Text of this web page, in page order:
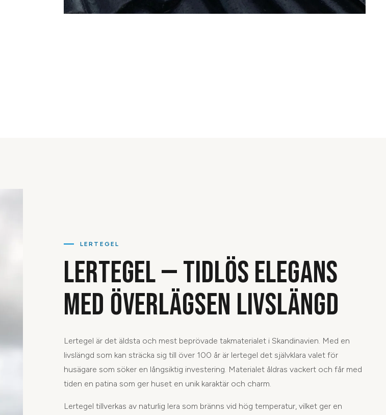
LERTEGEL
LERTEGEL — TIDLÖS ELEGANS
MED ÖVERLÄGSEN LIVSLÄNGD
Lertegel är det äldsta och mest beprövade takmaterialet i Skandinavien. Med en
livslängd som kan sträcka sig till över 100 år är lertegel det självklara valet för
husägare som söker en långsiktig investering. Materialet åldras vackert och får med
tiden en patina som ger huset en unik karaktär och charm.
Lertegel tillverkas av naturlig lera som bränns vid hög temperatur, vilket ger en